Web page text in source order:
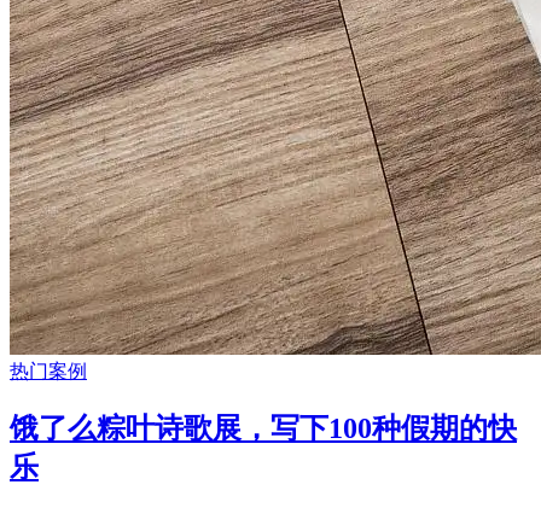
热门案例
饿了么粽叶诗歌展，写下100种假期的快
乐